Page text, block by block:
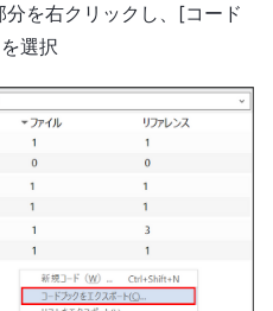
分を右クリックし、[コード
選択